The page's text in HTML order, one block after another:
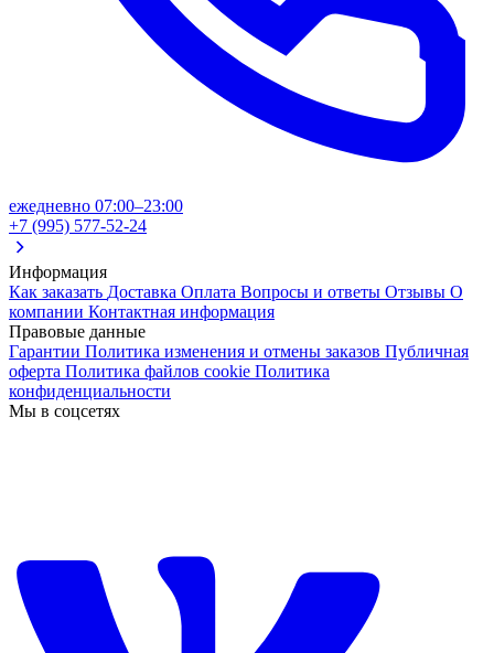
ежедневно 07:00–23:00
+7 (995) 577-52-24
Информация
Как заказать Доставка Оплата Вопросы и ответы Отзывы О
компании Контактная информация
Правовые данные
Гарантии Политика изменения и отмены заказов Публичная
оферта Политика файлов cookie Политика
конфиденциальности
Мы в соцсетях